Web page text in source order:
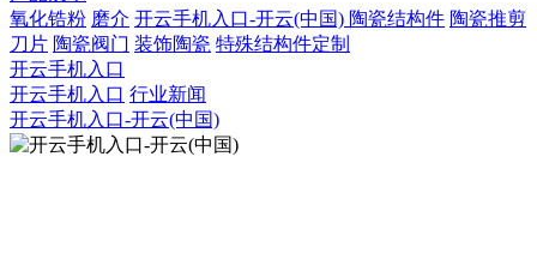
氧化锆粉 磨介 开云手机入口-开云(中国) 陶瓷结构件 陶瓷推剪
刀片 陶瓷阀门 装饰陶瓷 特殊结构件定制
开云手机入口
开云手机入口 行业新闻
开云手机入口-开云(中国)